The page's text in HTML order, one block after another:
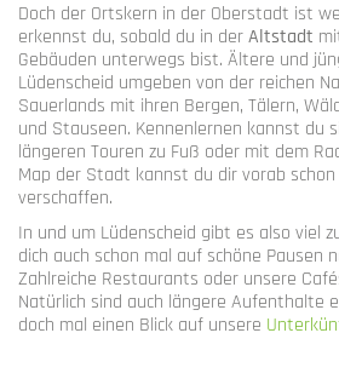
Doch der Ortskern in der Oberstadt ist
erkennst du, sobald du in derAltstadt
Gebäuden unterwegs bist. Ältere und
Lüdenscheid umgeben von der reichen
Sauerlands mit ihren Bergen, Tälern,
und Stauseen. Kennenlernen kannst du
längeren Touren zu Fuß oder mit dem
Map der Stadt kannst du dir vorab
verschaffen.
In und um Lüdenscheid gibt es also viel
dich auch schon mal auf schöne Pausen
Zahlreiche Restaurants oder unsere
Natürlich sind auch längere Aufenthalte
doch mal einen Blick auf unsere